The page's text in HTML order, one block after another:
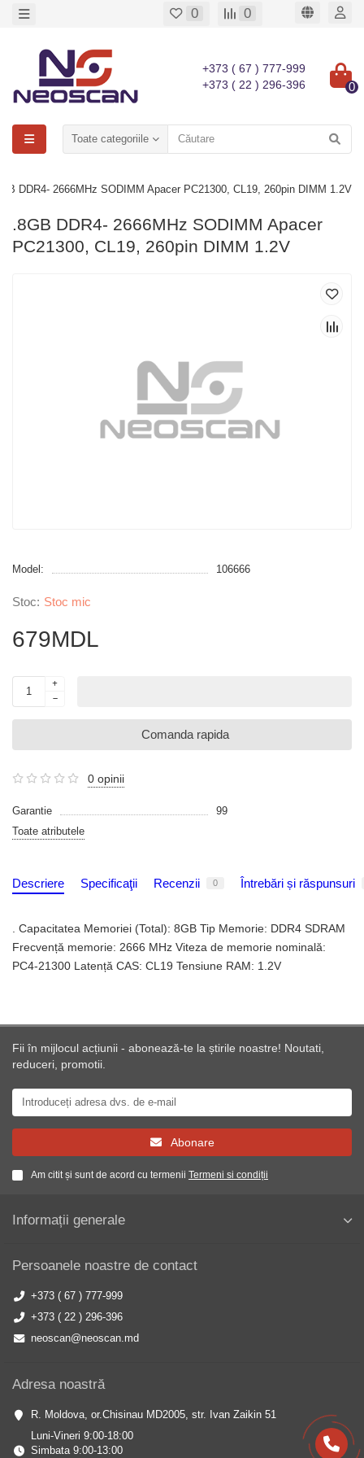
0 0
+373 ( 67 ) 777-999
+373 ( 22 ) 296-396
0
Toate categoriile
DDR4- 2666MHz SODIMM Apacer PC21300, CL19, 260pin DIMM 1.2V
.8GB DDR4- 2666MHz SODIMM Apacer
PC21300, CL19, 260pin DIMM 1.2V
Model: 106666
Stoc mic
679MDL
Comanda rapida
0 opinii
Garantie
99
Toate atributele
Descriere Specificaţii Recenzii 0 Întrebări și răspunsuri
. Capacitatea Memoriei (Total): 8GB Tip Memorie: DDR4 SDRAM
Frecvență memorie: 2666 MHz Viteza de memorie nominală:
PC4-21300 Latență CAS: CL19 Tensiune RAM: 1.2V
Fii în mijlocul acțiunii - abonează-te la știrile noastre! Noutati,
reduceri, promotii.
Abonare
Am citit și sunt de acord cu termenii Termeni si condiții
Informații generale
Persoanele noastre de contact
+373 ( 67 ) 777-999
+373 ( 22 ) 296-396
neoscan@neoscan.md
Adresa noastră
R. Moldova, or.Chisinau MD2005, str. Ivan Zaikin 51
Luni-Vineri 9:00-18:00
Simbata 9:00-13:00